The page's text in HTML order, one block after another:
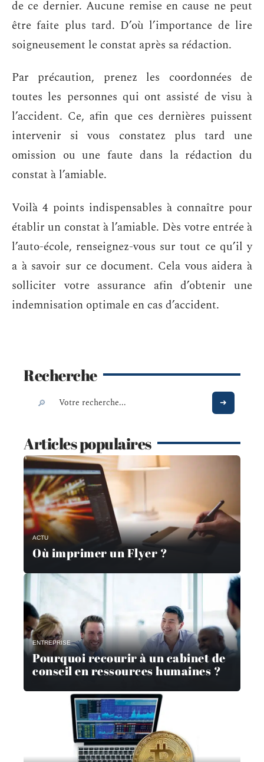
de ce dernier. Aucune remise en cause ne peut
être faite plus tard. D’où l’importance de lire
soigneusement le constat après sa rédaction.
Par précaution, prenez les coordonnées de
toutes les personnes qui ont assisté de visu à
l’accident. Ce, afin que ces dernières puissent
intervenir si vous constatez plus tard une
omission ou une faute dans la rédaction du
constat à l’amiable.
Voilà 4 points indispensables à connaître pour
établir un constat à l’amiable. Dès votre entrée à
l’auto-école, renseignez-vous sur tout ce qu’il y
a à savoir sur ce document. Cela vous aidera à
solliciter votre assurance afin d’obtenir une
indemnisation optimale en cas d’accident.
Recherche
Articles populaires
ACTU
Où imprimer un Flyer ?
ENTREPRISE
Pourquoi recourir à un cabinet de
conseil en ressources humaines ?